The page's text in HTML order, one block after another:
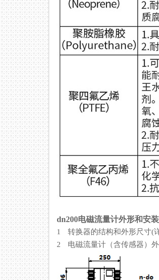
dn200电磁流量计外形和安
1 转换器的结构和外形尺寸(
2 电磁流量计（含传感器）